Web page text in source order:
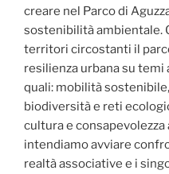
creare nel Parco di
sostenibilità ambientale.
territori circostanti il
resilienza urbana su
quali: mobilità
biodiversità e reti
cultura e
intendiamo avviare
realtà associative e i